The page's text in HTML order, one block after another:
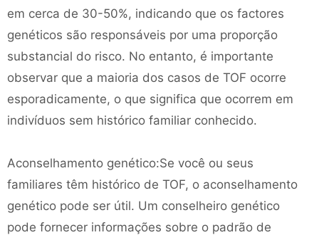
em cerca de 30-50%, indicando que os factores
genéticos são responsáveis ​​por uma proporção
substancial do risco. No entanto, é importante
observar que a maioria dos casos de TOF ocorre
esporadicamente, o que significa que ocorrem em
indivíduos sem histórico familiar conhecido.
Aconselhamento genético:Se você ou seus
familiares têm histórico de TOF, o aconselhamento
genético pode ser útil. Um conselheiro genético
pode fornecer informações sobre o padrão de